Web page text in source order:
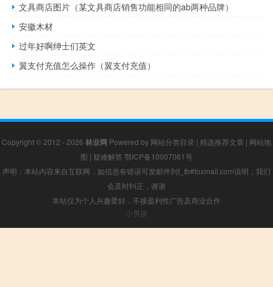
文具商店图片（某文具商店销售功能相同的ab两种品牌）
安徽木材
过年好啊绅士们英文
翼支付充值怎么操作（翼支付充值）
Copyright © 2012 - 2026 林业网 Powered by 网站分类目录 | 精选推荐文章 | 网站地
图 | 疑难解答 鄂ICP备10007061号
声明：本站内容来自互联网，如信息有错误可发邮件到f_fb#foxmail.com说明，我们
会及时纠正，谢谢
本站仅为个人兴趣爱好，不接盈利性广告及商业合作
小男孩